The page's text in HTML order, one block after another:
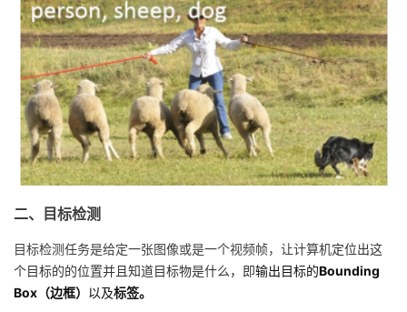
子
直
播
的
活
动
我
的
关
注
我
的
开
者
学
我
的
Programs
我
支
持
二、目标检测
目标检测任务是给定一张图像或是一个视频帧，让计算机定位出这
个目标的的位置并且知道目标物是什么，即输出目标的Bounding
Box（边框） 以及标签。